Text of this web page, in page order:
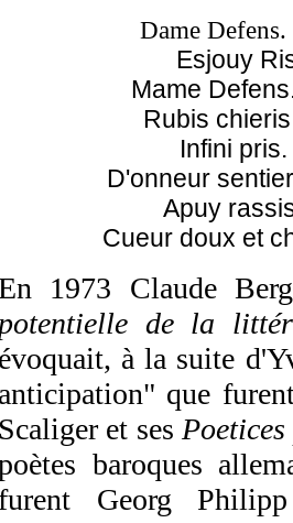
Dame
Esjouy
Mame
Rubis
Infini
D'onneur
Apuy
Cueur doux et
1973 Claude
potentielle de la
évoquait, à la suite
anticipation" que
Scaliger et ses
baroques
furent Georg